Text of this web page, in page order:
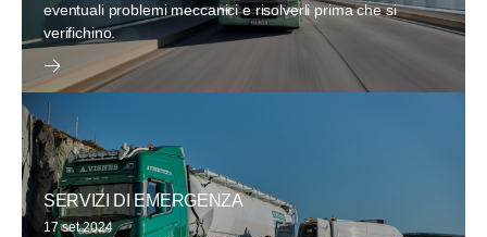
eventuali problemi meccanici e risolverli prima che si
verifichino.
SERVIZI DI EMERGENZA
17 set 2024